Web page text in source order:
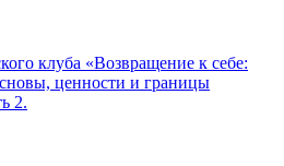
клуба «Возвращение к себе:
ценности и границы
2.